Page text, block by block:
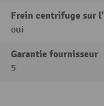
Frein centrifuge sur
oui
Garantie fournisseur
5